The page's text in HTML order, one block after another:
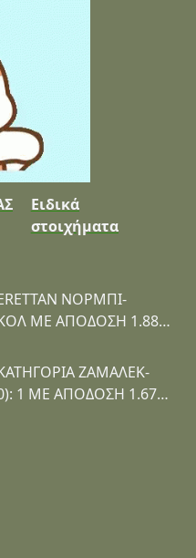
Ειδικά
στοιχήματα
ΝΟΡΜΠΙ-
ΜΕ ΑΠΟΔΟΣΗ 1.88…
ΖΑΜΑΛΕΚ-
1 ΜΕ ΑΠΟΔΟΣΗ 1.67…